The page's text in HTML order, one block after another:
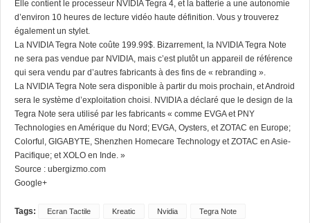
Elle contient le processeur NVIDIA Tegra 4, et la batterie a une autonomie
d’environ 10 heures de lecture vidéo haute définition. Vous y trouverez
également un stylet.
La NVIDIA Tegra Note coûte 199.99$. Bizarrement, la NVIDIA Tegra Note
ne sera pas vendue par NVIDIA, mais c’est plutôt un appareil de référence
qui sera vendu par d’autres fabricants à des fins de « rebranding ».
La NVIDIA Tegra Note sera disponible à partir du mois prochain, et Android
sera le système d’exploitation choisi. NVIDIA a déclaré que le design de la
Tegra Note sera utilisé par les fabricants « comme EVGA et PNY
Technologies en Amérique du Nord; EVGA, Oysters, et ZOTAC en Europe;
Colorful, GIGABYTE, Shenzhen Homecare Technology et ZOTAC en Asie-
Pacifique; et XOLO en Inde. »
Source : ubergizmo.com
Google+
Tags: Ecran Tactile Kreatic Nvidia Tegra Note